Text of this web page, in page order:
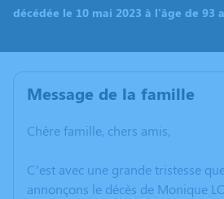
décédée le 10 mai 2023 à l'âge de 93
Message de la famille
Chère famille, chers amis,
C’est avec une grande tristesse
annonçons le décès de Monique